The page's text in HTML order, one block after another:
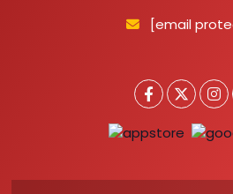
[email